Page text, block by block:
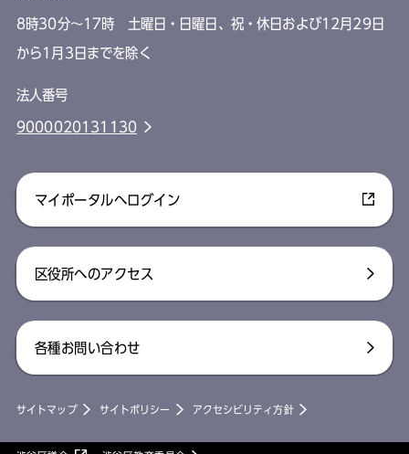
8時30分～17時 土曜日・日曜日、祝・休日および12月29日
から1月3日までを除く
法人番号
9000020131130
マイポータルへログイン
区役所へのアクセス
各種お問い合わせ
サイトマップ サイトポリシー アクセシビリティ方針